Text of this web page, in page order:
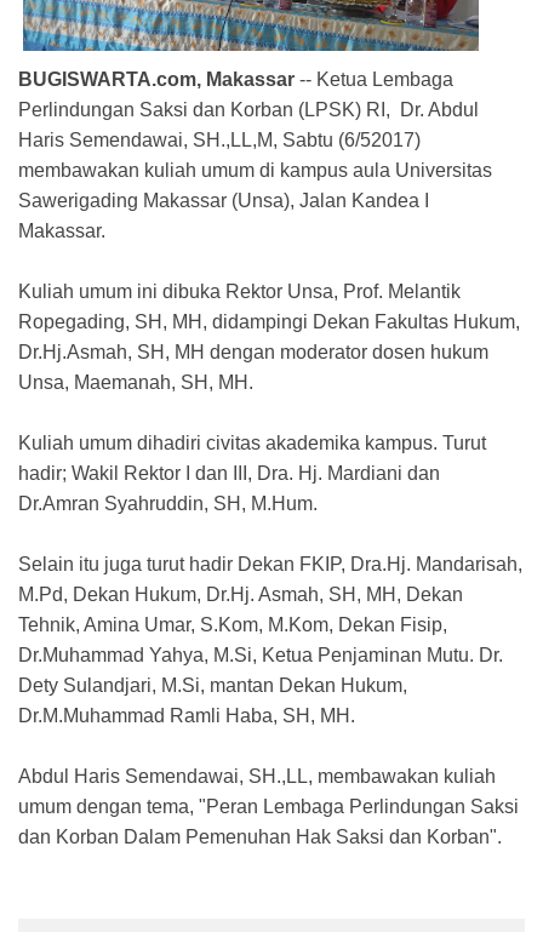
BUGISWARTA.com, Makassar -- Ketua Lembaga
Perlindungan Saksi dan Korban (LPSK) RI, Dr. Abdul
Haris Semendawai, SH.,LL,M, Sabtu (6/52017)
membawakan kuliah umum di kampus aula Universitas
Sawerigading Makassar (Unsa), Jalan Kandea I
Makassar.
Kuliah umum ini dibuka Rektor Unsa, Prof. Melantik
Ropegading, SH, MH, didampingi Dekan Fakultas Hukum,
Dr.Hj.Asmah, SH, MH dengan moderator dosen hukum
Unsa, Maemanah, SH, MH.
Kuliah umum dihadiri civitas akademika kampus. Turut
hadir; Wakil Rektor I dan III, Dra. Hj. Mardiani dan
Dr.Amran Syahruddin, SH, M.Hum.
Selain itu juga turut hadir Dekan FKIP, Dra.Hj. Mandarisah,
M.Pd, Dekan Hukum, Dr.Hj. Asmah, SH, MH, Dekan
Tehnik, Amina Umar, S.Kom, M.Kom, Dekan Fisip,
Dr.Muhammad Yahya, M.Si, Ketua Penjaminan Mutu. Dr.
Dety Sulandjari, M.Si, mantan Dekan Hukum,
Dr.M.Muhammad Ramli Haba, SH, MH.
Abdul Haris Semendawai, SH.,LL, membawakan kuliah
umum dengan tema, "Peran Lembaga Perlindungan Saksi
dan Korban Dalam Pemenuhan Hak Saksi dan Korban".